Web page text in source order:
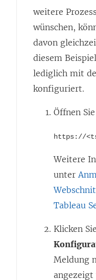
weitere
wünschen,
davon
diesem
lediglich mit
konfiguriert.
Öffnen
https://
Weitere
unter
Tableau
Klicken
Meldung
angezeigt